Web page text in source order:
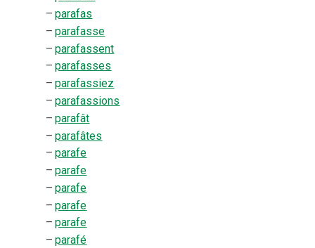
– parafas
– parafasse
– parafassent
– parafasses
– parafassiez
– parafassions
– parafât
– parafâtes
– parafe
– parafe
– parafe
– parafe
– parafe
– parafé